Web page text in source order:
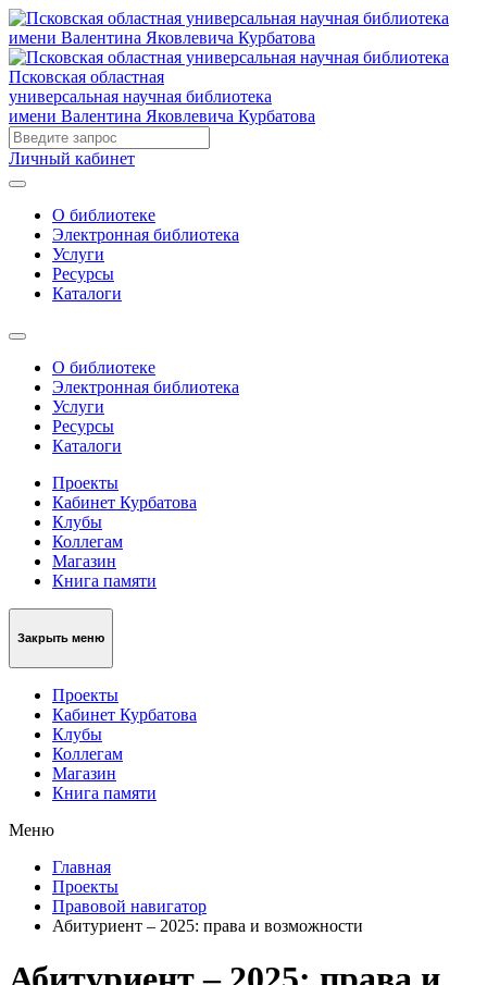
Псковская областная
универсальная научная библиотека
имени Валентина Яковлевича Курбатова
Личный кабинет
О библиотеке
Электронная библиотека
Услуги
Ресурсы
Каталоги
О библиотеке
Электронная библиотека
Услуги
Ресурсы
Каталоги
Проекты
Кабинет Курбатова
Клубы
Коллегам
Магазин
Книга памяти
Закрыть меню
Проекты
Кабинет Курбатова
Клубы
Коллегам
Магазин
Книга памяти
Меню
Главная
Проекты
Правовой навигатор
Абитуриент – 2025: права и возможности